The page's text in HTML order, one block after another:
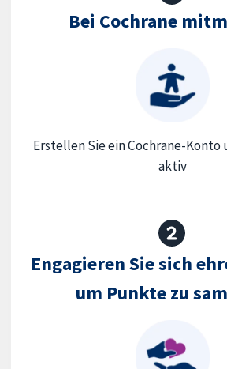
Bei Cochrane
Erstellen Sie ein Cochrane-Konto
aktiv
Engagieren Sie sich
um Punkte zu